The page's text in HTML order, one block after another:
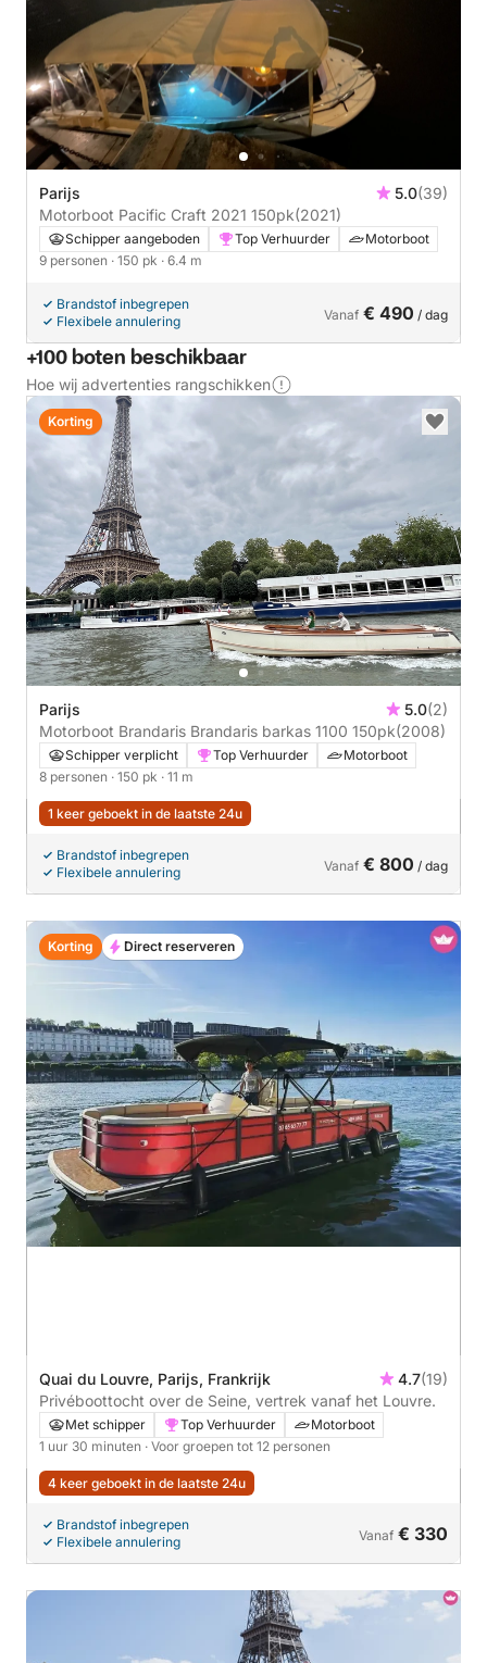
Parijs 5.0(39)
Motorboot Pacific Craft 2021 150pk(2021)
Schipper aangeboden Top Verhuurder
Motorboot
9 personen · 150 pk · 6.4 m
Brandstof inbegrepen
Flexibele annulering
Vanaf € 490 / dag
+100 boten beschikbaar
Hoe wij advertenties rangschikken
Parijs 5.0(2)
Motorboot Brandaris Brandaris barkas 1100 150pk(2008)
Schipper verplicht Top Verhuurder
Motorboot
8 personen · 150 pk · 11 m
1 keer geboekt in de laatste 24u
Brandstof inbegrepen
Flexibele annulering
Vanaf € 800 / dag
Korting
Quai du Louvre, Parijs, Frankrijk 4.7(19)
Privéboottocht over de Seine, vertrek vanaf het Louvre.
Met schipper Top Verhuurder
Motorboot
1 uur 30 minuten · Voor groepen tot 12 personen
4 keer geboekt in de laatste 24u
Brandstof inbegrepen
Flexibele annulering
Vanaf € 330
Korting Direct reserveren